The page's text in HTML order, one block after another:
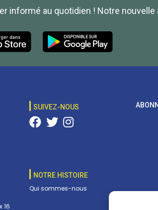
informé au quotidien ! Notre
SUIVEZ-NOUS
16
NOTRE HISTOIRE
Qui sommes-nous